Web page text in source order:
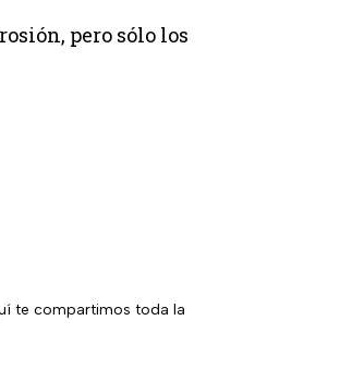
pero sólo los
te compartimos toda la